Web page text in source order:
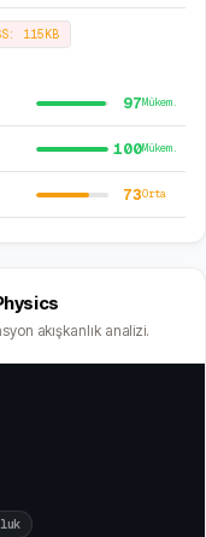
115KB
97Mükem.
100Mükem.
73Orta
akışkanlık analizi.